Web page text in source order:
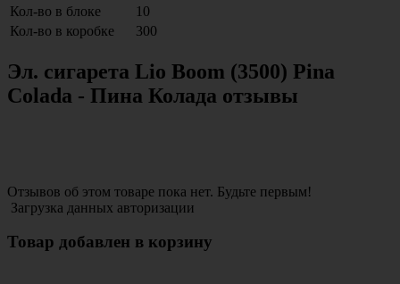
Кол-во в блоке
10
Кол-во в коробке
300
Эл. сигарета Lio Boom (3500) Pina
Colada - Пина Колада отзывы
Отзывов об этом товаре пока нет. Будьте первым!
Загрузка данных авторизации
Товар добавлен в корзину